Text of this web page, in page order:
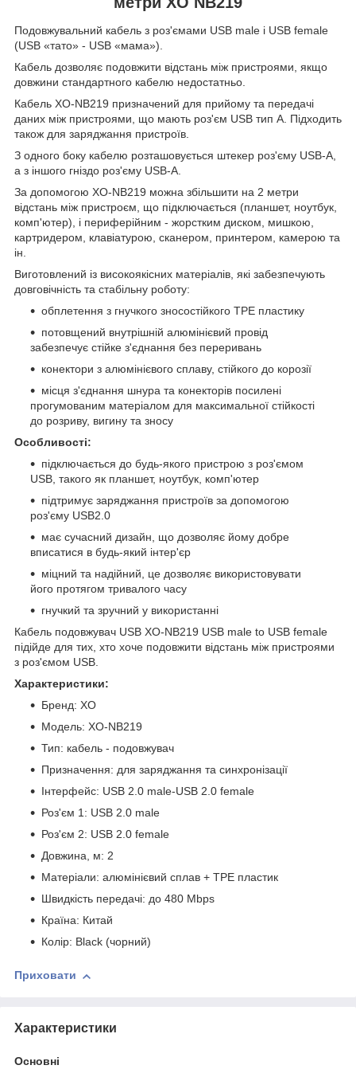
Подовжувальний кабель з роз'ємами USB male і USB female
(USB «тато» - USB «мама»).
Кабель дозволяє подовжити відстань між пристроями, якщо
довжини стандартного кабелю недостатньо.
Кабель XO-NB219 призначений для прийому та передачі
даних між пристроями, що мають роз'єм USB тип A. Підходить
також для заряджання пристроїв.
З одного боку кабелю розташовується штекер роз'єму USB-A,
а з іншого гніздо роз'єму USB-А.
За допомогою XO-NB219 можна збільшити на 2 метри
відстань між пристроєм, що підключається (планшет, ноутбук,
комп'ютер), і периферійним - жорстким диском, мишкою,
картридером, клавіатурою, сканером, принтером, камерою та
ін.
Виготовлений із високоякісних матеріалів, які забезпечують
довговічність та стабільну роботу:
обплетення з гнучкого зносостійкого TPE пластику
потовщений внутрішній алюмінієвий провід
забезпечує стійке з'єднання без переривань
конектори з алюмінієвого сплаву, стійкого до корозії
місця з'єднання шнура та конекторів посилені
прогумованим матеріалом для максимальної стійкості
до розриву, вигину та зносу
Особливості:
підключається до будь-якого пристрою з роз'ємом
USB, такого як планшет, ноутбук, комп'ютер
підтримує заряджання пристроїв за допомогою
роз'єму USB2.0
має сучасний дизайн, що дозволяє йому добре
вписатися в будь-який інтер'єр
міцний та надійний, це дозволяє використовувати
його протягом тривалого часу
гнучкий та зручний у використанні
Кабель подовжувач USB XO-NB219 USB male to USB female
підійде для тих, хто хоче подовжити відстань між пристроями
з роз'ємом USB.
Характеристики:
Бренд: XO
Модель: XO-NB219
Тип: кабель - подовжувач
Призначення: для заряджання та синхронізації
Інтерфейс: USB 2.0 male-USB 2.0 female
Роз'єм 1: USB 2.0 male
Роз'єм 2: USB 2.0 female
Довжина, м: 2
Матеріали: алюмінієвий сплав + TPE пластик
Швидкість передачі: до 480 Mbps
Країна: Китай
Колір: Black (чорний)
Приховати
Характеристики
Основні